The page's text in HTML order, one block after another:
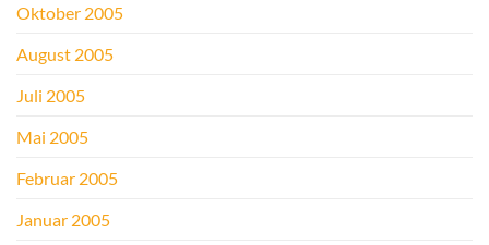
Oktober 2005
August 2005
Juli 2005
Mai 2005
Februar 2005
Januar 2005